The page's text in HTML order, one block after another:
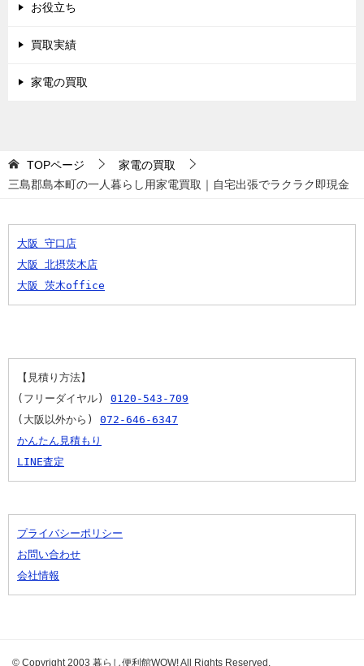
お役立ち
買取実績
家電の買取
TOPページ
家電の買取
三島郡島本町の一人暮らし用家電買取｜自宅出張でラクラク即現金
大阪 守口店
大阪 北摂茨木店
大阪 茨木office
【見積り方法】
(フリーダイヤル) 0120-543-709
(大阪以外から) 072-646-6347
かんたん見積もり
LINE査定
プライバシーポリシー
お問い合わせ
会社情報
© Copyright 2003 暮らし便利館WOW! All Rights Reserved.